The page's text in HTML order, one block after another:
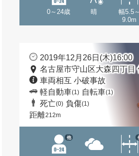
0～24歳 晴
幅5.5～
9.0m
2019年12月26日(木)16:00
名古屋市守山区大森四丁目
車両相互 小破事故
軽自動車(1) 自転車(1)
死亡(0) 負傷(1)
距離212m
他